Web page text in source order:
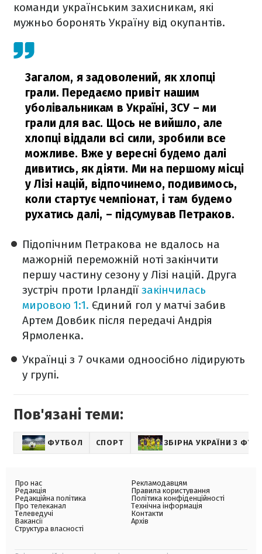
команди українським захисникам, які
мужньо боронять Україну від окупантів.
Загалом, я задоволений, як хлопці
грали. Передаємо привіт нашим
уболівальникам в Україні, ЗСУ – ми
грали для вас. Щось не вийшло, але
хлопці віддали всі сили, зробили все
можливе. Вже у вересні будемо далі
дивитись, як діяти. Ми на першому місці
у Лізі націй, відпочинемо, подивимось,
коли стартує чемпіонат, і там будемо
рухатись далі, – підсумував Петраков.
Підопічним Петракова не вдалось на
мажорній переможній ноті закінчити
першу частину сезону у Лізі націй. Друга
зустріч проти Ірландії закінчилась
мировою 1:1. Єдиний гол у матчі забив
Артем Довбик після передачі Андрія
Ярмоленка.
Українці з 7 очками одноосібно лідирують
у групі.
Пов'язані теми:
ФУТБОЛ СПОРТ ЗБІРНА УКРАЇНИ З
Про нас
Редакція
Редакційна політика
Про телеканал
Телеведучі
Вакансії
Структура власності
Рекламодавцям
Правила користування
Політика конфіденційності
Технічна інформація
Контакти
Архів